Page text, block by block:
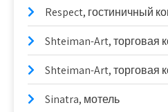
Respect, гостиничный
Shteiman-Art, торговая
Shteiman-Art, торговая
Sinatra, мотель